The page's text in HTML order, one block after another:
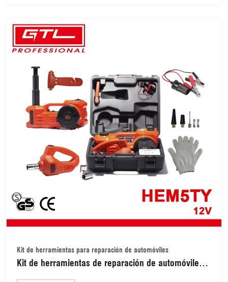
Kit de herramientas para reparación de automóviles
Kit de herramientas de reparación de automóviles